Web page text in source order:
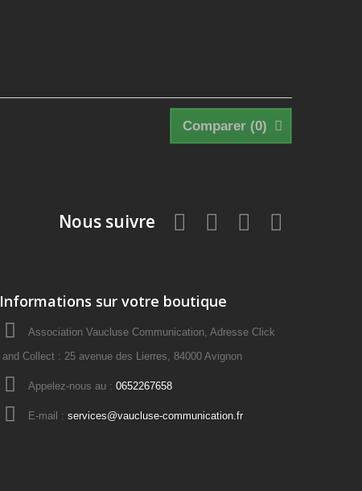
Comparer (0)
Nous suivre
Informations sur votre boutique
Association Vaucluse Communication, Adresse Click
and Collect : 25 avenue des Lierres, 84000 Avignon
Appelez-nous au : 0652267658
E-mail : services@vaucluse-communication.fr